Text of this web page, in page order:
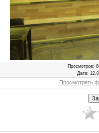
Просмотров:
Дата:
Просмотреть